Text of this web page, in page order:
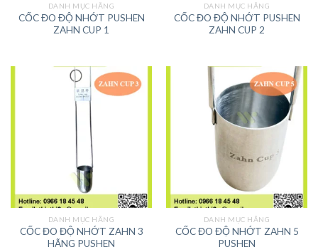
DANH MỤC HÃNG
CỐC ĐO ĐỘ NHỚT PUSHEN
ZAHN CUP 1
DANH MỤC HÃNG
CỐC ĐO ĐỘ NHỚT PUSHEN
ZAHN CUP 2
DANH MỤC HÃNG
CỐC ĐO ĐỘ NHỚT ZAHN 3
HÃNG PUSHEN
DANH MỤC HÃNG
CỐC ĐO ĐỘ NHỚT ZAHN 5
PUSHEN